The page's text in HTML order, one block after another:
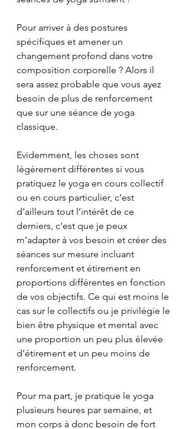
Pour arriver à des postures
spécifiques et amener un
changement profond dans votre
composition corporelle ? Alors il
sera assez probable que vous ayez
besoin de plus de renforcement
que sur une séance de yoga
classique.
Evidemment, les choses sont
légèrement différentes si vous
pratiquez le yoga en cours collectif
ou en cours particulier, c’est
d’ailleurs tout l’intérêt de ce
derniers, c’est que je peux
m’adapter à vos besoin et créer des
séances sur mesure incluant
renforcement et étirement en
proportions différentes en fonction
de vos objectifs. Ce qui est moins le
cas sur le collectifs ou je privilégie le
bien être physique et mental avec
une proportion un peu plus élevée
d’étirement et un peu moins de
renforcement.
Pour ma part, je pratique le yoga
plusieurs heures par semaine, et
mon corps à donc besoin de fort